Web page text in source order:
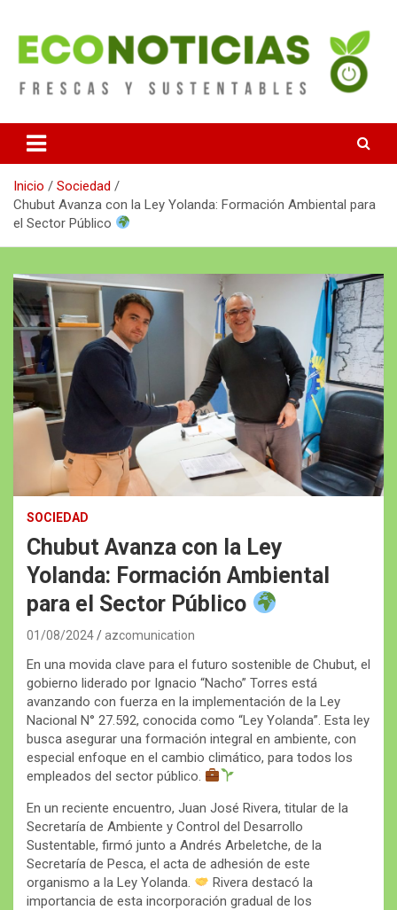
contenido
Econoticias
Inicio
Sociedad
Chubut Avanza con la Ley Yolanda: Formación Ambiental para
el Sector Público
SOCIEDAD
Chubut Avanza con la Ley
Yolanda: Formación Ambiental
para el Sector Público
01/08/2024 azcomunication
En una movida clave para el futuro sostenible de Chubut, el
gobierno liderado por Ignacio “Nacho” Torres está
avanzando con fuerza en la implementación de la Ley
Nacional N° 27.592, conocida como “Ley Yolanda”. Esta ley
busca asegurar una formación integral en ambiente, con
especial enfoque en el cambio climático, para todos los
empleados del sector público.
En un reciente encuentro, Juan José Rivera, titular de la
Secretaría de Ambiente y Control del Desarrollo
Sustentable, firmó junto a Andrés Arbeletche, de la
Secretaría de Pesca, el acta de adhesión de este
organismo a la Ley Yolanda.
Rivera destacó la
importancia de esta incorporación gradual de los